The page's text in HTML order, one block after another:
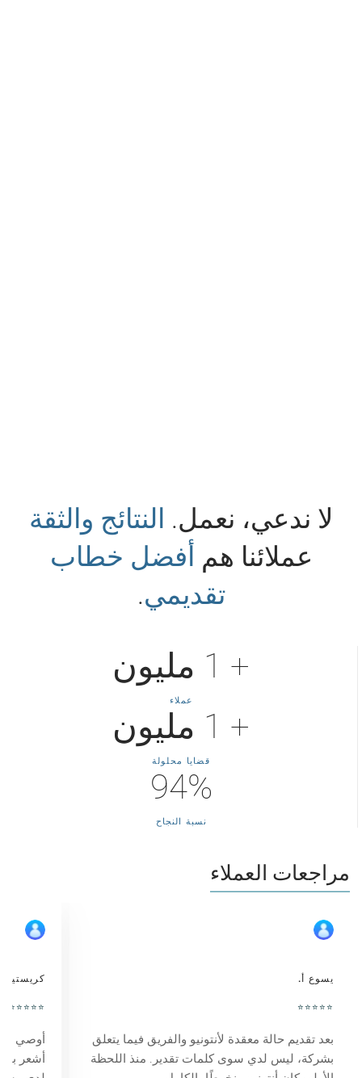
لا ندعي، نعمل. النتائج والثقة
عملائنا هم أفضل خطاب
تقديمي.
+ 1 مليون
عملاء
+ 1 مليون
قضايا محلولة
94%
نسبة النجاح
مراجعات العملاء
يسوع أ.
⭐⭐⭐⭐⭐
بعد تقديم حالة معقدة لأنتونيو والفريق فيما يتعلق
بشركة، ليس لدي سوى كلمات تقدير. منذ اللحظة
كريستينا
⭐⭐⭐⭐⭐
أوصي به
أشعر